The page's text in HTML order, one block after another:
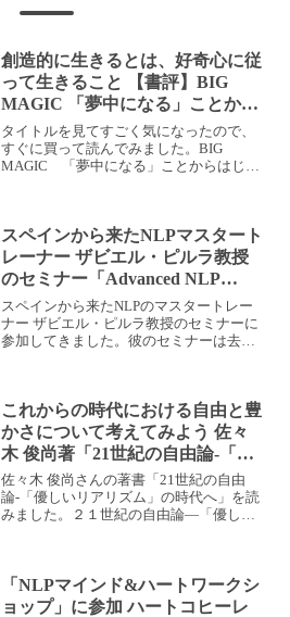
創造的に生きるとは、好奇心に従
って生きること 【書評】BIG
MAGIC 「夢中になる」ことから
はじめよう。
タイトルを見てすごく気になったので、
すぐに買って読んでみました。BIG
MAGIC 「夢中になる」ことからはじめ
スペインから来たNLPマスタート
レーナー ザビエル・ピルラ教授
のセミナー「Advanced NLP
Modeling」に参加してきました！
スペインから来たNLPのマスタートレー
ナー ザビエル・ピルラ教授のセミナーに
参加してきました。彼のセミナーは去年
加！人はいかに体...
これからの時代における自由と豊
かさについて考えてみよう 佐々
木 俊尚著「21世紀の自由論-「優
しいリアリズム」の時代へ」
佐々木 俊尚さんの著書「21世紀の自由
論-「優しいリアリズム」の時代へ」を読
みました。２１世紀の自由論―「優しい
「NLPマインド&ハートワークシ
ョップ」に参加 ハートコヒーレ